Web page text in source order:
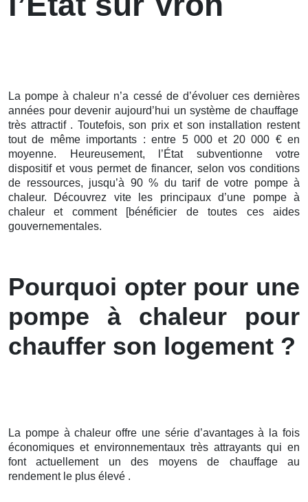
La pompe à chaleur n’a cessé de d’évoluer ces dernières
années pour devenir aujourd’hui un système de chauffage
très attractif . Toutefois, son prix et son installation restent
tout de même importants : entre 5 000 et 20 000 € en
moyenne. Heureusement, l’État subventionne votre
dispositif et vous permet de financer, selon vos conditions
de ressources, jusqu’à 90 % du tarif de votre pompe à
chaleur. Découvrez vite les principaux d’une pompe à
chaleur et comment [bénéficier de toutes ces aides
gouvernementales.
Pourquoi opter pour une
pompe à chaleur pour
chauffer son logement ?
La pompe à chaleur offre une série d’avantages à la fois
économiques et environnementaux très attrayants qui en
font actuellement un des moyens de chauffage au
rendement le plus élevé .